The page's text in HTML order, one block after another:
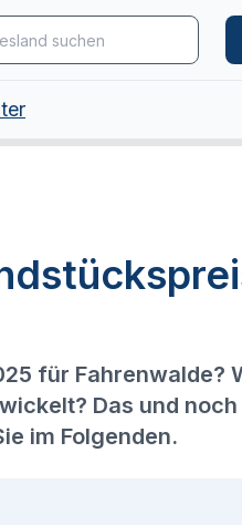
für Fahrenwalde?
Das und
im Folgenden.